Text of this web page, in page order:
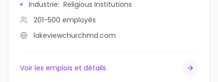
Industrie: Religious Institutions
201-500 employés
lakeviewchurchmd.com
Voir les emplois et détails